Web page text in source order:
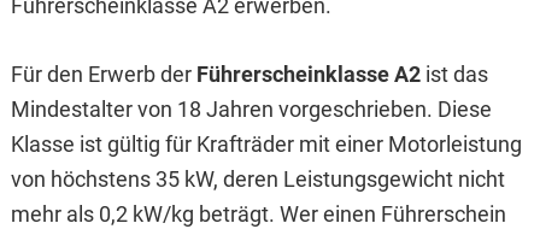
Führerscheinklasse A2 erwerben.
Für den Erwerb der Führerscheinklasse A2ist das
Mindestalter von 18 Jahren vorgeschrieben. Diese
Klasse ist gültig für Krafträder mit einer Motorleistung
von höchstens 35 kW, deren Leistungsgewicht nicht
mehr als 0,2 kW/kg beträgt. Wer einen Führerschein